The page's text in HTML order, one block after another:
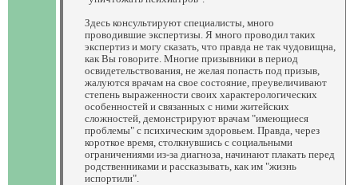
Здесь консультируют специалисты, много
проводившие экспертизы. Я много проводил таких
экспертиз и могу сказать, что правда не так чудовищна,
как Вы говорите. Многие призывники в период
освидетельствования, не желая попасть под призыв,
жалуются врачам на свое состояние, преувеличивают
степень выраженности своих характерологических
особенностей и связанных с ними житейских
сложностей, демонстрируют врачам "имеющиеся
проблемы" с психическим здоровьем. Правда, через
короткое время, столкнувшись с социальными
ограничениями из-за диагноза, начинают плакать перед
родственниками и рассказывать, как им "жизнь
испортили".